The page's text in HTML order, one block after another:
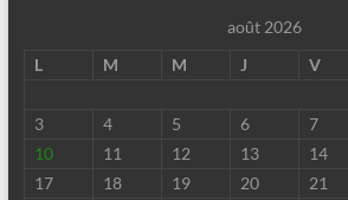
août 2026
L
M M J V
3
4 5 6 7
10
11 12 13 14
17
18 19 20 21